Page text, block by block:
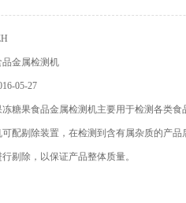
金属检测机
05-27
糖果食品金属检测机主要用于检测各类食
配剔除装置，在检测到含有属杂质的产品
剔除，以保证产品整体质量。